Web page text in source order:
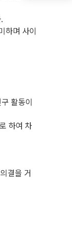
하며 사이
활동이
하여 차
결을 거